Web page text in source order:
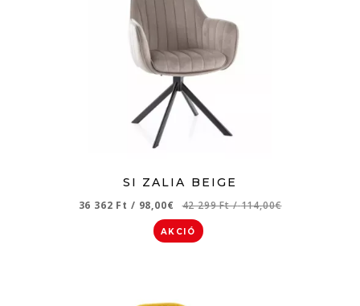
SI ZALIA BEIGE
36 362 Ft / 98,00€ 42 299 Ft/ 114,00€
AKCIÓ